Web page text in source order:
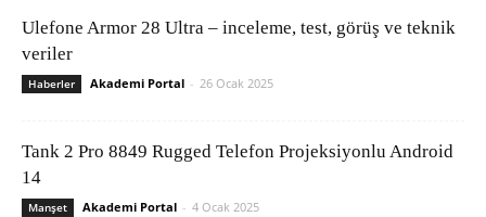
Ulefone Armor 28 Ultra – inceleme, test, görüş ve teknik
veriler
Haberler Akademi Portal - 26 Ocak 2025
Tank 2 Pro 8849 Rugged Telefon Projeksiyonlu Android
14
Manşet Akademi Portal - 4 Ocak 2025